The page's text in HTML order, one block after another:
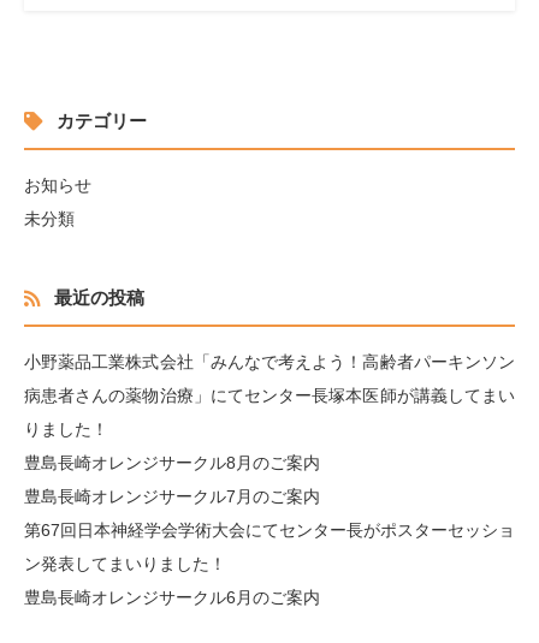
カテゴリー
お知らせ
未分類
最近の投稿
小野薬品工業株式会社「みんなで考えよう！高齢者パーキンソン
病患者さんの薬物治療」にてセンター長塚本医師が講義してまい
りました！
豊島長崎オレンジサークル8月のご案内
豊島長崎オレンジサークル7月のご案内
第67回日本神経学会学術大会にてセンター長がポスターセッショ
ン発表してまいりました！
豊島長崎オレンジサークル6月のご案内